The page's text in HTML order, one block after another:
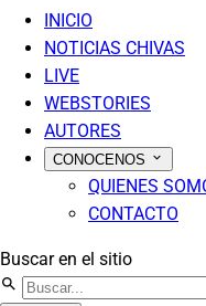
INICIO
NOTICIAS CHIVAS
LIVE
WEBSTORIES
AUTORES
CONOCENOS
QUIENES
CONTACTO
Buscar en el sitio